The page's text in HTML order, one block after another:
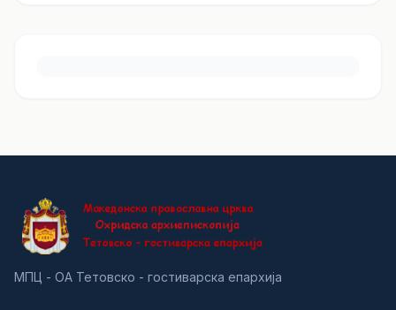
МПЦ - ОА Тетовско - гостиварска епархија